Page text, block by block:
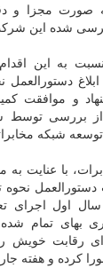
صورت مجزا و
شده این
به این
دستورالعمل
و موافقت
بررسی توسط
شبکه مخابراتی
نحوه
اول اجرای
بهای تمام
رقابت خویش
کرده و هفته